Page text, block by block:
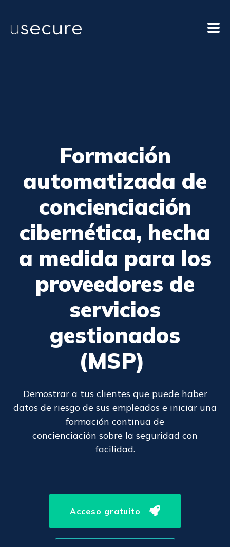
Formación
automatizada de
concienciación
cibernética, hecha
a medida para los
proveedores de
servicios
gestionados
(MSP)
Demostrar a tus clientes que puede haber
datos de riesgo de sus empleados e iniciar una
formación continua de
concienciación sobre la seguridad con
facilidad.
Acceso gratuito